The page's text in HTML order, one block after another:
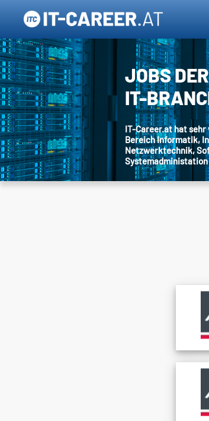
JOBS DER
IT-
IT-Career.at hat
Bereich Informatik,
Netzwerktechnik,